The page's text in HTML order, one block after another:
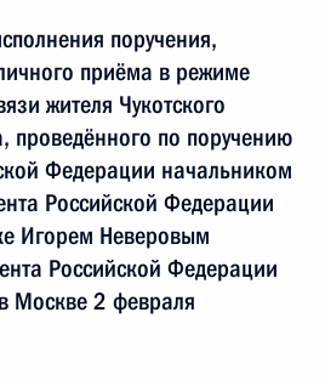
поручения,
приёма в режиме
жителя Чукотского
проведённого по поручению
Федерации начальником
Российской Федерации
Игорем Неверовым
Российской Федерации
Москве 2 февраля